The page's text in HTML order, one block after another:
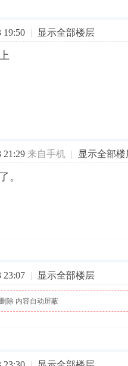
19:50 | 显示全部楼层
21:29 来自手机 | 显示全部楼
。
23:07 | 显示全部楼层
除 内容自动屏蔽